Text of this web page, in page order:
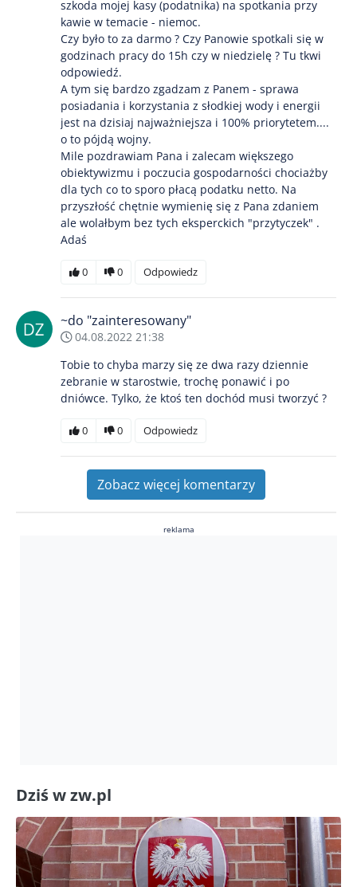
szkoda mojej kasy (podatnika) na spotkania przy
kawie w temacie - niemoc.
Czy było to za darmo ? Czy Panowie spotkali się w
godzinach pracy do 15h czy w niedzielę ? Tu tkwi
odpowiedź.
A tym się bardzo zgadzam z Panem - sprawa
posiadania i korzystania z słodkiej wody i energii
jest na dzisiaj najważniejsza i 100% priorytetem....
o to pójdą wojny.
Mile pozdrawiam Pana i zalecam większego
obiektywizmu i poczucia gospodarności chociażby
dla tych co to sporo płacą podatku netto. Na
przyszłość chętnie wymienię się z Pana zdaniem
ale wolałbym bez tych eksperckich "przytyczek" .
Adaś
0 0 Odpowiedz
~do "zainteresowany"
04.08.2022 21:38
Tobie to chyba marzy się ze dwa razy dziennie
zebranie w starostwie, trochę ponawić i po
dniówce. Tylko, że ktoś ten dochód musi tworzyć ?
0 0 Odpowiedz
Zobacz więcej komentarzy
reklama
Dziś w zw.pl